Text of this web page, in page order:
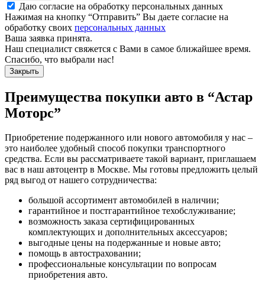
Даю согласие на обработку персональных данных
Нажимая на кнопку “Отправить” Вы даете согласие на
обработку своих персональных данных
Ваша заявка принята.
Наш специалист свяжется с Вами в самое ближайшее время.
Спасибо, что выбрали нас!
Закрыть
Преимущества покупки авто в “Астар
Моторс”
Приобретение подержанного или нового автомобиля у нас –
это наиболее удобный способ покупки транспортного
средства. Если вы рассматриваете такой вариант, приглашаем
вас в наш автоцентр в Москве. Мы готовы предложить целый
ряд выгод от нашего сотрудничества:
большой ассортимент автомобилей в наличии;
гарантийное и постгарантийное техобслуживание;
возможность заказа сертифицированных
комплектующих и дополнительных аксессуаров;
выгодные цены на подержанные и новые авто;
помощь в автостраховании;
профессиональные консультации по вопросам
приобретения авто.